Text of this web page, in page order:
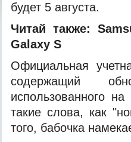
будет 5 августа.
Читай также:
Galaxy S
Официальная
содержащий
использованного
такие слова, как
того, бабочка